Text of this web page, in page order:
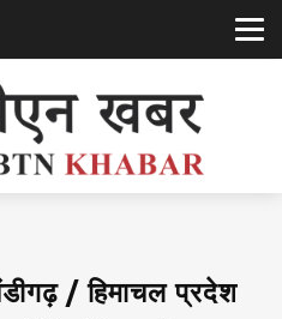
/ हिमाचल प्रदेश